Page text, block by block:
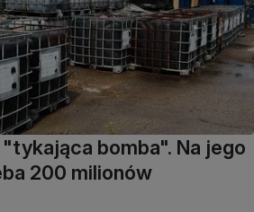
"tykająca bomba". Na jego
200 milionów